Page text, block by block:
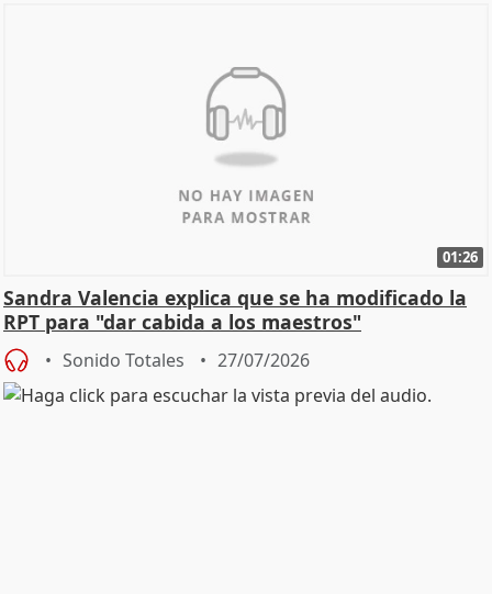
01:26
Sandra Valencia explica que se ha modificado la
RPT para "dar cabida a los maestros"
Sonido Totales 27/07/2026